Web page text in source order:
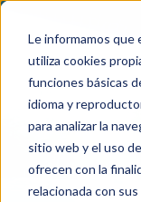
Le informamos que
utiliza cookies
funciones básicas
idioma y
para analizar la
sitio web y el uso
ofrecen con la
relacionada con